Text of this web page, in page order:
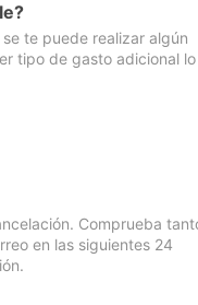
te puede realizar algún
tipo de gasto adicional lo
Comprueba
en las siguientes 24